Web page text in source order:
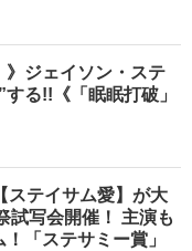
》ジェイソン・ステ
る!!《「眠眠打破」
ステイサム愛】が大
試写会開催！ 主演も
「ステサミー賞」